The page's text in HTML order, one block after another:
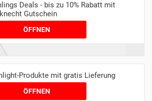
Deals - bis zu 10% Rabatt mit
Gutschein
ÖFFNEN
Produkte mit gratis Lieferung
ÖFFNEN